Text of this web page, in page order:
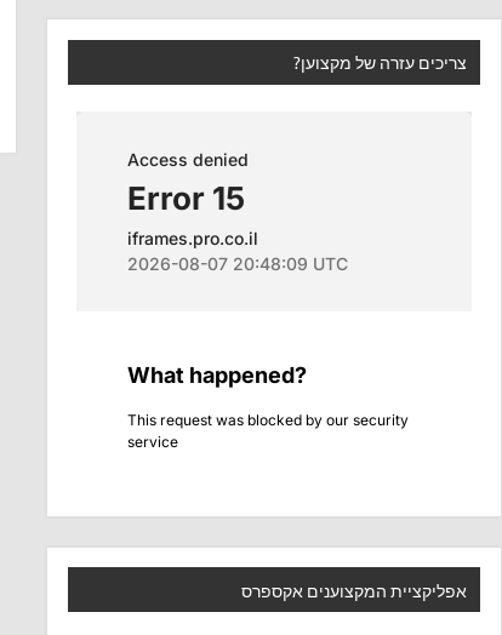
צריכים עזרה של מקצוען?
אפליקציית המקצוענים אקספרס